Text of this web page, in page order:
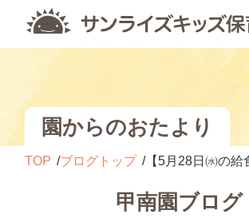
園からのおたより
TOP ブログトップ 【5月28日㈬の給
甲南園ブログ